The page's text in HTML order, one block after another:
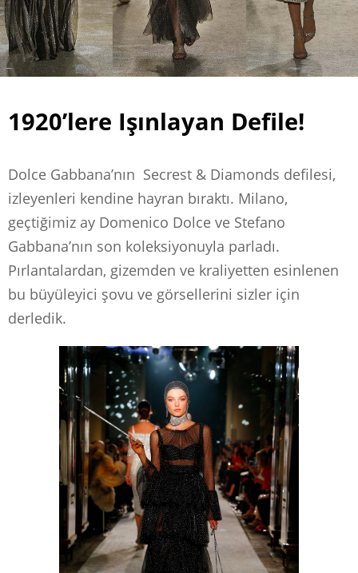
1920’lere Işınlayan Defile!
Dolce Gabbana’nın Secrest & Diamonds defilesi,
izleyenleri kendine hayran bıraktı. Milano,
geçtiğimiz ay Domenico Dolce ve Stefano
Gabbana’nın son koleksiyonuyla parladı.
Pırlantalardan, gizemden ve kraliyetten esinlenen
bu büyüleyici şovu ve görsellerini sizler için
derledik.